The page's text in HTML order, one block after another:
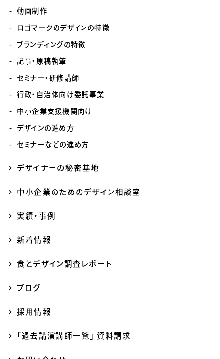
動画制作
ロゴマークのデザインの特徴
ブランディングの特徴
記事・原稿執筆
セミナー・研修講師
行政・自治体向け委託事業
中小企業支援機関向け
デザインの進め方
セミナーなどの進め方
デザイナーの秘密基地
中小企業のためのデザイン相談室
実績・事例
新着情報
食とデザイン調査レポート
ブログ
採用情報
「過去講演講師一覧」 資料請求